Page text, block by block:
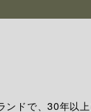
ドで、30年以